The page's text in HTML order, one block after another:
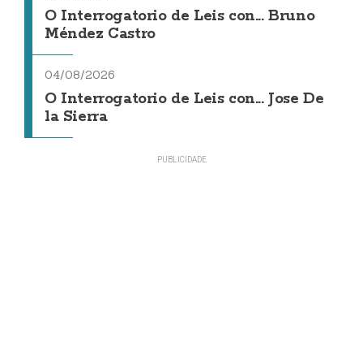
O Interrogatorio de Leis con... Bruno
Méndez Castro
04/08/2026
O Interrogatorio de Leis con... Jose De
la Sierra